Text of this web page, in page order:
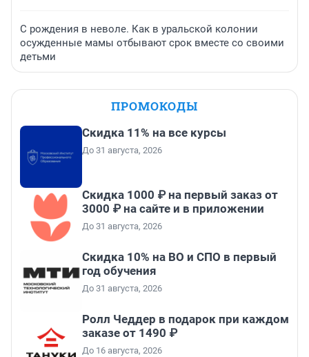
С рождения в неволе. Как в уральской колонии
осужденные мамы отбывают срок вместе со своими
детьми
ПРОМОКОДЫ
Скидка 11% на все курсы
До 31 августа, 2026
Скидка 1000 ₽ на первый заказ от
3000 ₽ на сайте и в приложении
До 31 августа, 2026
Скидка 10% на ВО и СПО в первый
год обучения
До 31 августа, 2026
Ролл Чеддер в подарок при каждом
заказе от 1490 ₽
До 16 августа, 2026